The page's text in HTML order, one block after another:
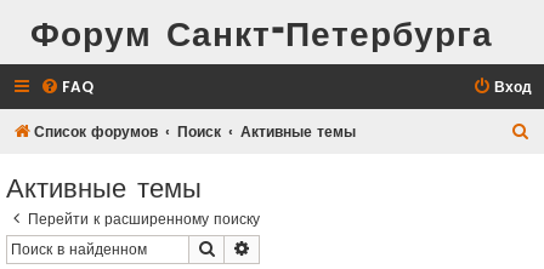
Форум Санкт-Петербурга
FAQ Вход
Список форумов Поиск Активные темы
Активные темы
Перейти к расширенному поиску
Поиск